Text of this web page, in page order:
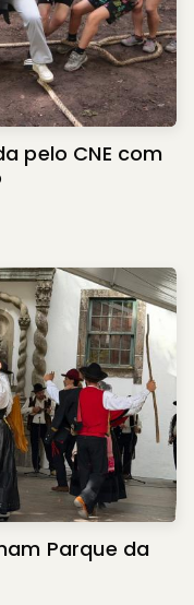
CNE com
Parque da